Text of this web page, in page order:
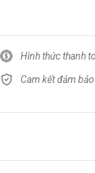
Hình thức thanh
Cam kết đảm